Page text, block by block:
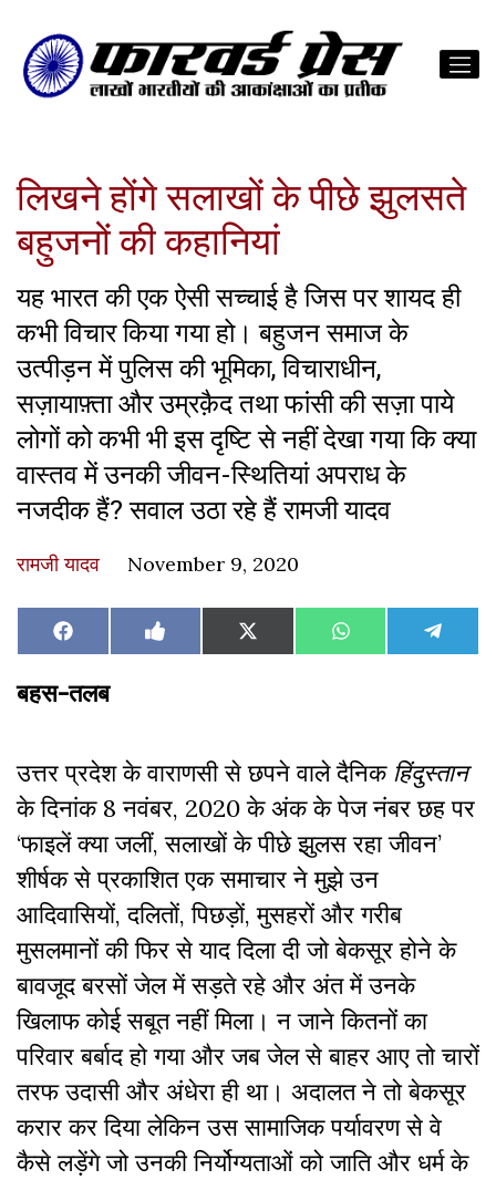
लिखने होंगे सलाखों के पीछे झुलसते
बहुजनों की कहानियां
यह भारत की एक ऐसी सच्चाई है जिस पर शायद ही
कभी विचार किया गया हो। बहुजन समाज के
उत्पीड़न में पुलिस की भूमिका, विचाराधीन,
सज़ायाफ़्ता और उम्रक़ैद तथा फांसी की सज़ा पाये
लोगों को कभी भी इस दृष्टि से नहीं देखा गया कि क्या
वास्तव में उनकी जीवन-स्थितियां अपराध के
नजदीक हैं? सवाल उठा रहे हैं रामजी यादव
रामजी यादव November 9, 2020
Share
on
Facebook Share
on
Like
on
Share
on
X
(Twitter)
Share
on
WhatsAppShare
on
बहस-तलब
उत्तर प्रदेश के वाराणसी से छपने वाले दैनिक हिंदुस्तान
के दिनांक 8 नवंबर, 2020 के अंक के पेज नंबर छह पर
‘फाइलें क्या जलीं, सलाखों के पीछे झुलस रहा जीवन’
शीर्षक से प्रकाशित एक समाचार ने मुझे उन
आदिवासियों, दलितों, पिछड़ों, मुसहरों और गरीब
मुसलमानों की फिर से याद दिला दी जो बेकसूर होने के
बावजूद बरसों जेल में सड़ते रहे और अंत में उनके
खिलाफ कोई सबूत नहीं मिला। न जाने कितनों का
परिवार बर्बाद हो गया और जब जेल से बाहर आए तो चारों
तरफ उदासी और अंधेरा ही था। अदालत ने तो बेकसूर
करार कर दिया लेकिन उस सामाजिक पर्यावरण से वे
कैसे लड़ेंगे जो उनकी निर्योग्यताओं को जाति और धर्म के